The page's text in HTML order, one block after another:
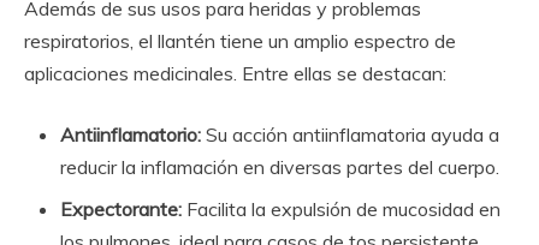
Además de sus usos para heridas y problemas
respiratorios, el llantén tiene un amplio espectro de
aplicaciones medicinales. Entre ellas se destacan:
Antiinflamatorio: Su acción antiinflamatoria ayuda a
reducir la inflamación en diversas partes del cuerpo.
Expectorante: Facilita la expulsión de mucosidad en